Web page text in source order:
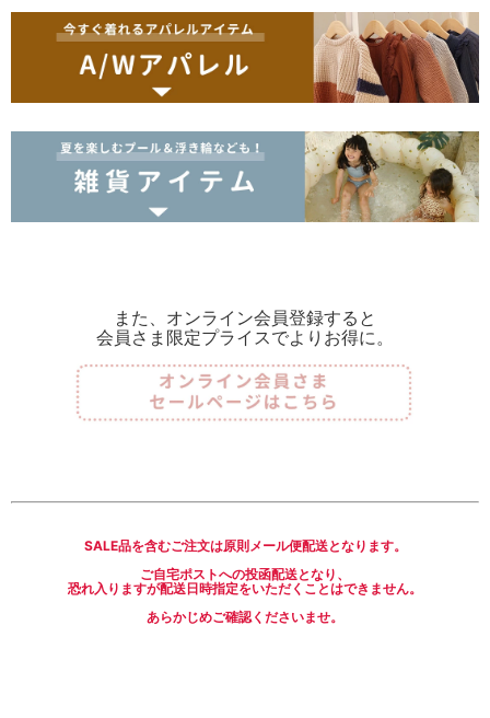
また、オンライン会員登録すると
会員さま限定プライスでよりお得に。
SALE品を含むご注文は原則メール便配送となります。
ご自宅ポストへの投函配送となり、
恐れ入りますが配送日時指定をいただくことはできません。
あらかじめご確認くださいませ。